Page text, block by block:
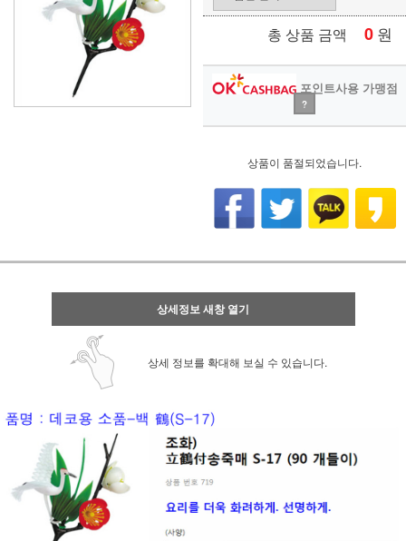
총 상품 금액 0 원
포인트사용 가맹점
?
상품이 품절되었습니다.
상세정보 새창 열기
상세 정보를 확대해 보실 수 있습니다.